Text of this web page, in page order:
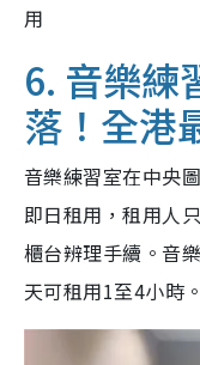
用
6. 音樂練
落！全港
音樂練習室在中央
即日租用，租用人
櫃台辨理手續。音
天可租用1至4小時。